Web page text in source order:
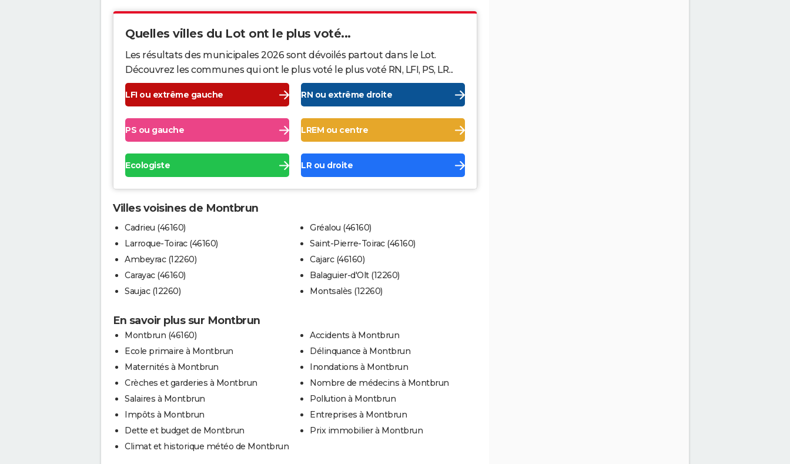
Quelles villes du Lot ont le plus voté...
Les résultats des municipales 2026 sont dévoilés partout dans le Lot.
Découvrez les communes qui ont le plus voté le plus voté RN, LFI, PS, LR...
LFI ou extrême gauche RN ou extrême droite
PS ou gauche LREM ou centre
Ecologiste LR ou droite
Villes voisines de Montbrun
Cadrieu (46160)
Larroque-Toirac (46160)
Ambeyrac (12260)
Carayac (46160)
Saujac (12260)
Gréalou (46160)
Saint-Pierre-Toirac (46160)
Cajarc (46160)
Balaguier-d'Olt (12260)
Montsalès (12260)
En savoir plus sur Montbrun
Montbrun (46160)
Ecole primaire à Montbrun
Maternités à Montbrun
Crèches et garderies à Montbrun
Salaires à Montbrun
Impôts à Montbrun
Dette et budget de Montbrun
Climat et historique météo de Montbrun
Accidents à Montbrun
Délinquance à Montbrun
Inondations à Montbrun
Nombre de médecins à Montbrun
Pollution à Montbrun
Entreprises à Montbrun
Prix immobilier à Montbrun